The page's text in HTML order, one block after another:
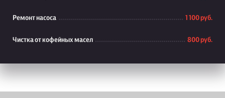
Ремонт насоса 1 100 руб.
Чистка от кофейных масел 800 руб.